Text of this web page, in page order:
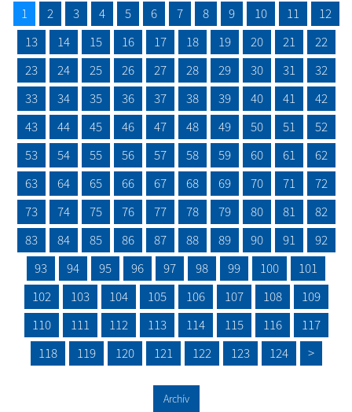
1 2 3 4 5 6 7 8 9 10 11
12
13
14 15 16 17 18 19 20 21
22
23
24 25 26 27 28 29 30 31
32
33
34 35 36 37 38 39 40 41
42
43
44 45 46 47 48 49 50 51
52
53
54 55 56 57 58 59 60 61
62
63
64 65 66 67 68 69 70 71
72
73
74 75 76 77 78 79 80 81
82
83
84 85 86 87 88 89 90 91
92
93
94 95 96 97 98 99 100
101
102
103 104 105 106 107 108
109
110
111 112 113 114 115 116
117
118
119 120 121 122 123 124 >
Archív